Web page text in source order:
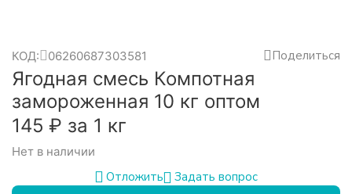
КОД: 06260687303581 Поделиться
Ягодная смесь Компотная
замороженная 10 кг оптом
‍145‍ ₽ за 1 кг
Нет в наличии
Отложить Задать вопрос